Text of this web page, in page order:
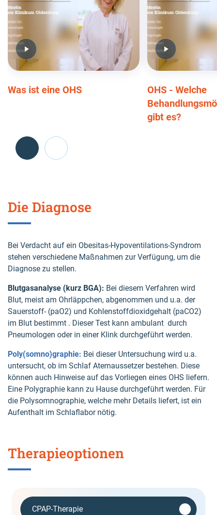
Was ist eine OHS
OHS - Welche
gibt es?
Die Diagnose
Bei Verdacht auf ein Obesitas-Hypoventilations-Syndrom
stehen verschiedene Maßnahmen zur Verfügung, um die
Diagnose zu stellen.
Blutgasanalyse (kurz BGA): Bei diesem Verfahren wird
Blut, meist am Ohrläppchen, abgenommen und u.a. der
Sauerstoff- (paO2) und Kohlenstoffdioxidgehalt (paCO2)
im Blut bestimmt . Dieser Test kann ambulant durch
Pneumologen oder in einer Klink durchgeführt werden.
Poly(somno)graphie: Bei dieser Untersuchung wird u.a.
untersucht, ob im Schlaf Atemaussetzer bestehen. Diese
können auch Hinweise auf das Vorliegen eines OHS liefern.
Eine Polygraphie kann zu Hause durchgeführt werden. Für
die Polysomnographie, welche mehr Details liefert, ist ein
Aufenthalt im Schlaflabor nötig.
Therapieoptionen
CPAP-Therapie